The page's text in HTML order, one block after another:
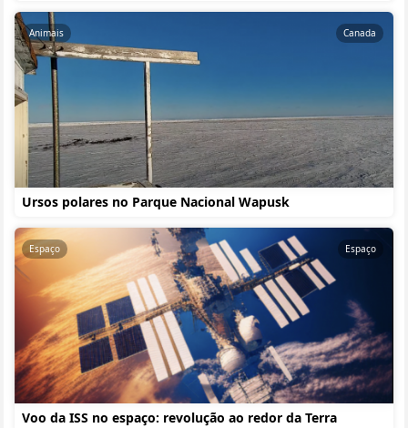
Ursos polares no Parque Nacional Wapusk
Animais Canada
Voo da ISS no espaço: revolução ao redor da Terra
Espaço Espaço